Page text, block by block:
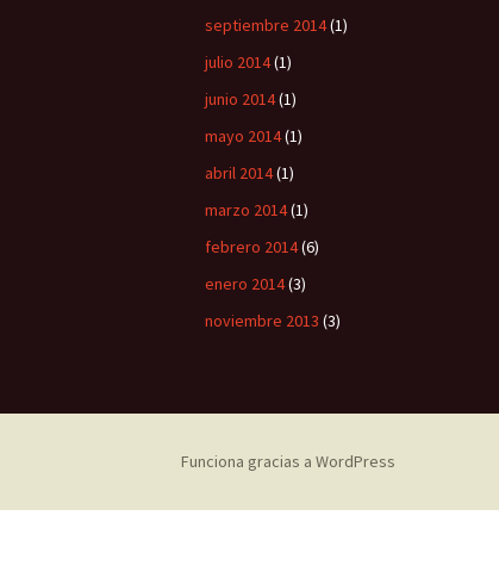
septiembre 2014(1)
julio 2014(1)
junio 2014(1)
mayo 2014(1)
abril 2014(1)
marzo 2014(1)
febrero 2014(6)
enero 2014(3)
noviembre 2013 (3)
Funciona gracias a WordPress